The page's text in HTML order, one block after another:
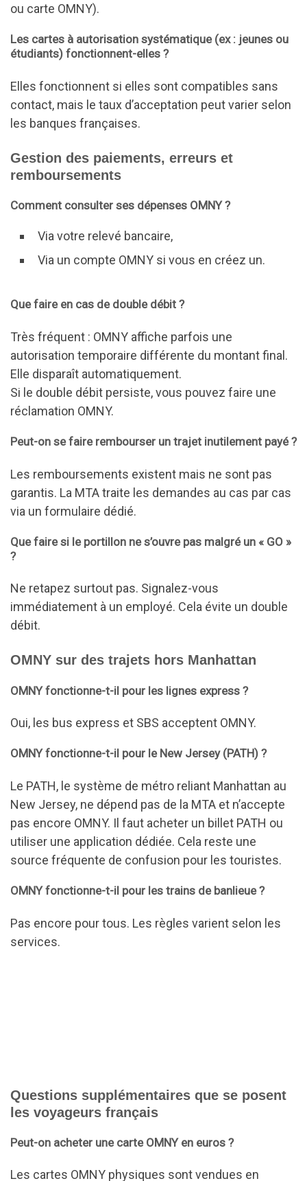
ou carte OMNY).
Les cartes à autorisation systématique (ex : jeunes ou
étudiants) fonctionnent-elles ?
Elles fonctionnent si elles sont compatibles sans
contact, mais le taux d’acceptation peut varier selon
les banques françaises.
Gestion des paiements, erreurs et
remboursements
Comment consulter ses dépenses OMNY ?
Via votre relevé bancaire,
Via un compte OMNY si vous en créez un.
Que faire en cas de double débit ?
Très fréquent : OMNY affiche parfois une
autorisation temporaire différente du montant final.
Elle disparaît automatiquement.
Si le double débit persiste, vous pouvez faire une
réclamation OMNY.
Peut-on se faire rembourser un trajet inutilement payé ?
Les remboursements existent mais ne sont pas
garantis. La MTA traite les demandes au cas par cas
via un formulaire dédié.
Que faire si le portillon ne s’ouvre pas malgré un « GO »
?
Ne retapez surtout pas. Signalez-vous
immédiatement à un employé. Cela évite un double
débit.
OMNY sur des trajets hors Manhattan
OMNY fonctionne-t-il pour les lignes express ?
Oui, les bus express et SBS acceptent OMNY.
OMNY fonctionne-t-il pour le New Jersey (PATH) ?
Le PATH, le système de métro reliant Manhattan au
New Jersey, ne dépend pas de la MTA et n’accepte
pas encore OMNY. Il faut acheter un billet PATH ou
utiliser une application dédiée. Cela reste une
source fréquente de confusion pour les touristes.
OMNY fonctionne-t-il pour les trains de banlieue ?
Pas encore pour tous. Les règles varient selon les
services.
Questions supplémentaires que se posent
les voyageurs français
Peut-on acheter une carte OMNY en euros ?
Les cartes OMNY physiques sont vendues en